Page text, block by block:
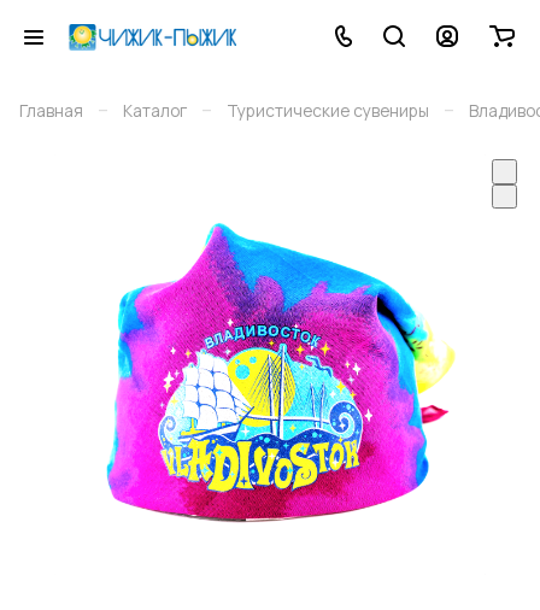
Главная – Каталог – Туристические сувениры –